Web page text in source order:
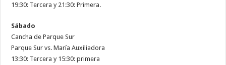
19:30: Tercera y 21:30: Primera.
Sábado
Cancha de Parque Sur
Parque Sur vs. María Auxiliadora
13:30: Tercera y 15:30: primera